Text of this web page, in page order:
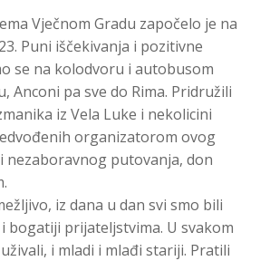
Vječnom Gradu započelo je na
Puni iščekivanja i pozitivne
se na kolodvoru i autobusom
Anconi pa sve do Rima. Pridružili
iz Vela Luke i nekolicini
organizatorom ovog
nezaboravnog putovanja, don
iz dana u dan svi smo bili
bogatiji prijateljstvima. U svakom
i mladi i mlađi stariji. Pratili